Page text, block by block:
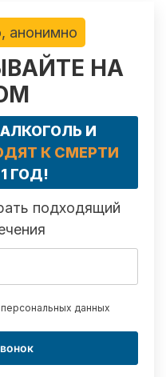
анонимно
НА
И
К СМЕРТИ
ГОД!
подходящий
персональных данных